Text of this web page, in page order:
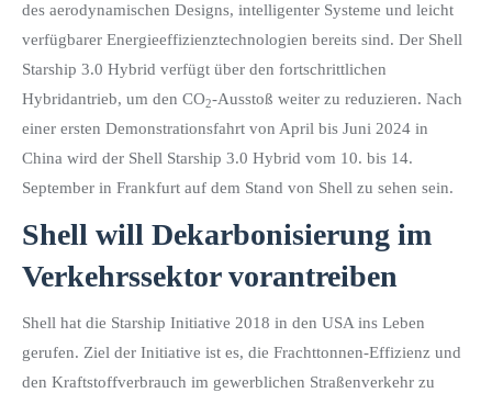
des aerodynamischen Designs, intelligenter Systeme und leicht
verfügbarer Energieeffizienztechnologien bereits sind. Der Shell
Starship 3.0 Hybrid verfügt über den fortschrittlichen
Hybridantrieb, um den CO2-Ausstoß weiter zu reduzieren. Nach
einer ersten Demonstrationsfahrt von April bis Juni 2024 in
China wird der Shell Starship 3.0 Hybrid vom 10. bis 14.
September in Frankfurt auf dem Stand von Shell zu sehen sein.
Shell will Dekarbonisierung im
Verkehrssektor vorantreiben
Shell hat die Starship Initiative 2018 in den USA ins Leben
gerufen. Ziel der Initiative ist es, die Frachttonnen-Effizienz und
den Kraftstoffverbrauch im gewerblichen Straßenverkehr zu